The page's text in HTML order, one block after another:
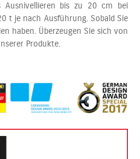
Ausnivellieren bis zu 20 cm bei
t je nach Ausführung. Sobald Sie
haben. Überzeugen Sie sich von
Produkte.